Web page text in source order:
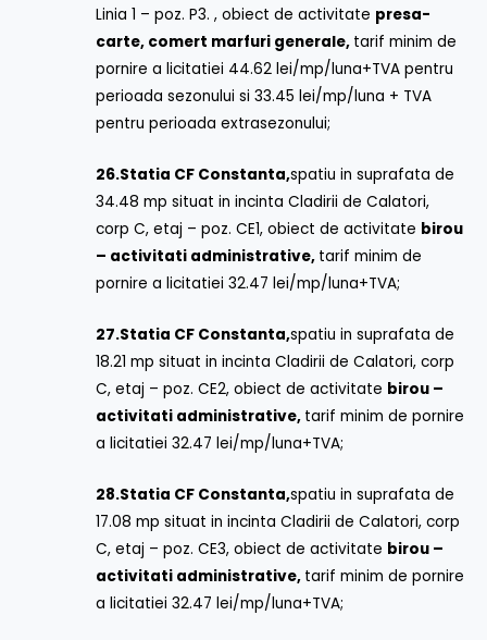
Linia 1 – poz. P3. , obiect de activitate presa-
carte, comert marfuri generale, tarif minim de
pornire a licitatiei 44.62 lei/mp/luna+TVA pentru
perioada sezonului si 33.45 lei/mp/luna + TVA
pentru perioada extrasezonului;
26.Statia CF Constanta,spatiu in suprafata de
34.48 mp situat in incinta Cladirii de Calatori,
corp C, etaj – poz. CE1, obiect de activitate birou
– activitati administrative, tarif minim de
pornire a licitatiei 32.47 lei/mp/luna+TVA;
27.Statia CF Constanta,spatiu in suprafata de
18.21 mp situat in incinta Cladirii de Calatori, corp
C, etaj – poz. CE2, obiect de activitate birou –
activitati administrative, tarif minim de pornire
a licitatiei 32.47 lei/mp/luna+TVA;
28.Statia CF Constanta,spatiu in suprafata de
17.08 mp situat in incinta Cladirii de Calatori, corp
C, etaj – poz. CE3, obiect de activitate birou –
activitati administrative, tarif minim de pornire
a licitatiei 32.47 lei/mp/luna+TVA;